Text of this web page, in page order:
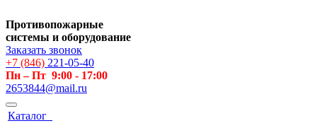
Противопожарные
системы и оборудование
Заказать звонок
+7 (846) 221-05-40
Пн – Пт 9:00 - 17:00
2653844@mail.ru
Каталог